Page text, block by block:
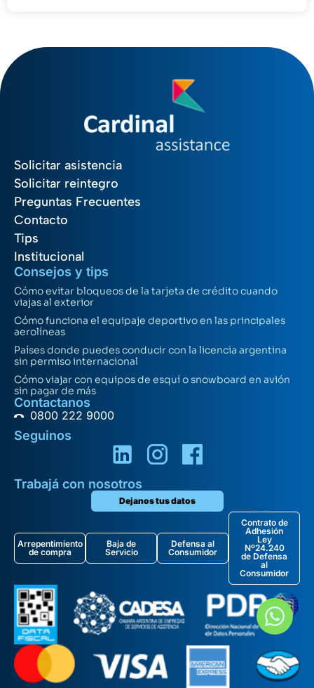
Solicitar asistencia
Solicitar reintegro
Preguntas Frecuentes
Contacto
Tips
Institucional
Consejos y tips
Cómo evitar bloqueos de la tarjeta de crédito cuando
viajas al exterior
Cómo funciona el equipaje deportivo en las principales
aerolíneas
Países donde puedes conducir con la licencia argentina
sin permiso internacional
Cómo viajar con equipos de esquí o snowboard en avión
sin pagar de más
Contactanos
0800 222 9000
Seguinos
Trabajá con nosotros
Dejanos tus datos
Arrepentimiento
de compra
Baja de
Servicio
Defensa al
Consumidor
Contrato de
Adhesión
Ley
Nº24.240
de Defensa
al
Consumidor